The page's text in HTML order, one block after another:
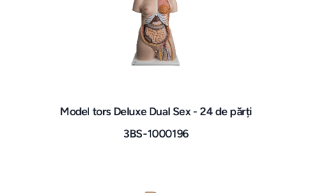
Model tors Deluxe Dual Sex - 24 de părți
3BS-1000196